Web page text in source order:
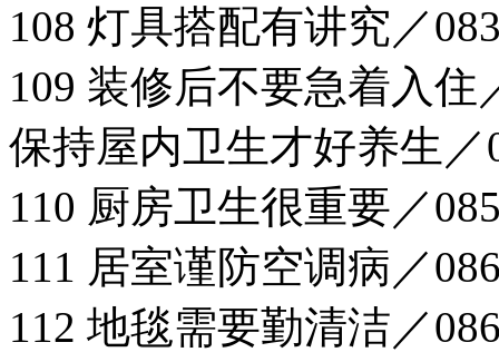
108 灯具搭配有讲究／
109 装修后不要急着入住
保持屋内卫生才好养生／
110 厨房卫生很重要／
111 居室谨防空调病／
112 地毯需要勤清洁／